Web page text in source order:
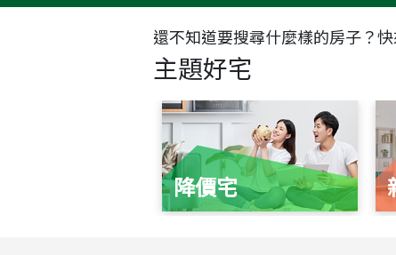
還不知道要搜尋什麼樣的房子？
主題好宅
降價宅